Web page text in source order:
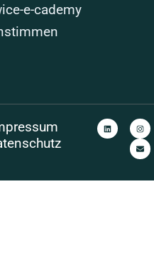
e-cademy